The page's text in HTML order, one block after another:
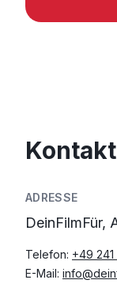
ADRESSE
DeinFilmFür,
Telefon: +49
E-Mail: